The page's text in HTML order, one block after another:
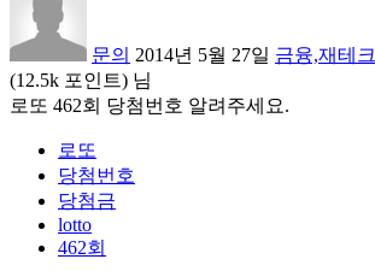
문의 2014년 5월 27일 금융,재테크
(12.5k 포인트) 님
로또 462회 당첨번호 알려주세요.
로또
당첨번호
당첨금
lotto
462회